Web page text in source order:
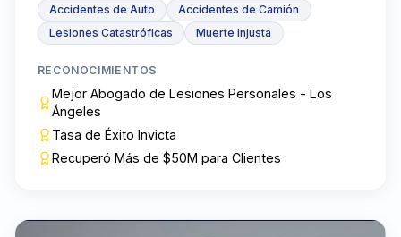
Accidentes de Auto
Accidentes de Camión
Lesiones Catastróficas
Muerte Injusta
RECONOCIMIENTOS
Mejor Abogado de Lesiones Personales - Los
Ángeles
Tasa de Éxito Invicta
Recuperó Más de $50M para Clientes